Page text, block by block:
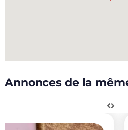
Annonces de la